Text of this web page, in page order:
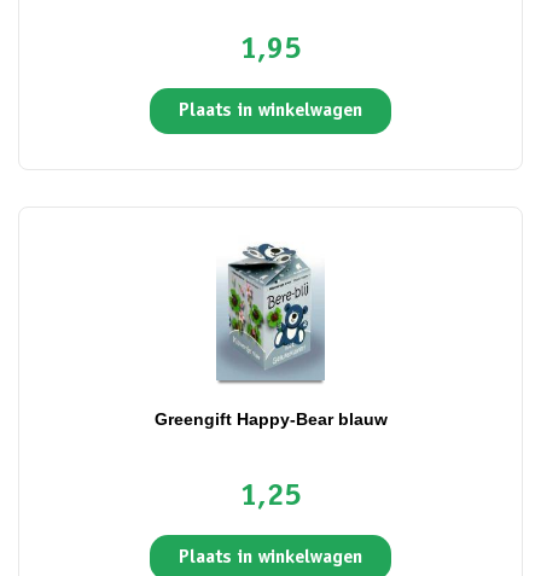
1,95
Plaats in winkelwagen
Greengift Happy-Bear blauw
1,25
Plaats in winkelwagen